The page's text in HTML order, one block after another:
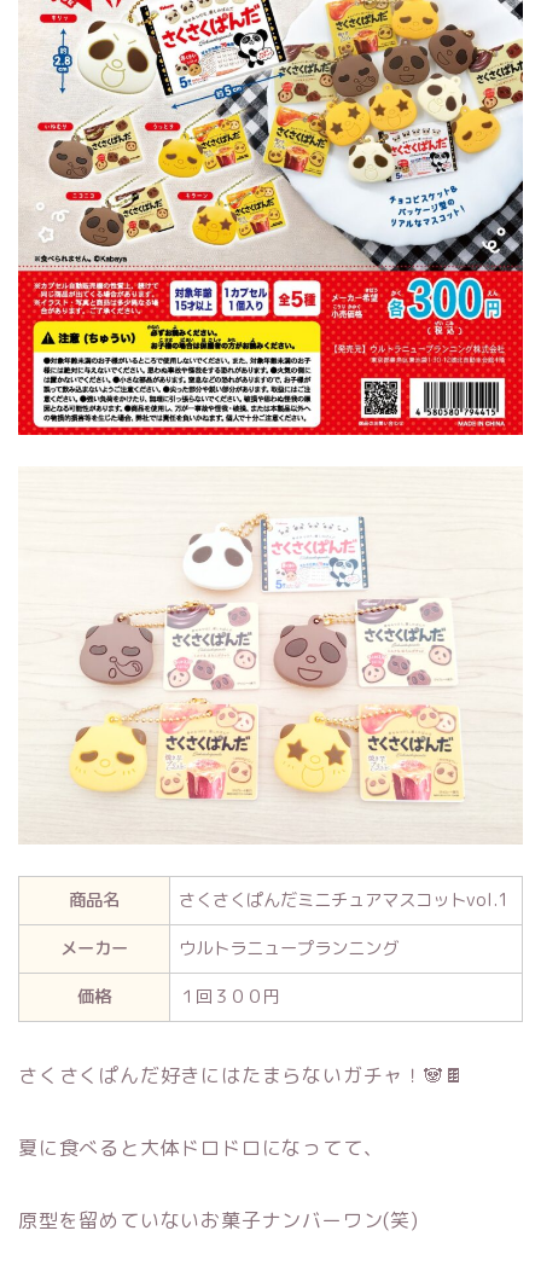
商品名
さくさくぱんだミニチュアマスコットvol.1
メーカー
ウルトラニュープランニング
価格
１回３００円
さくさくぱんだ好きにはたまらないガチャ！🐼🍫
夏に食べると大体ドロドロになってて、
原型を留めていないお菓子ナンバーワン(笑)